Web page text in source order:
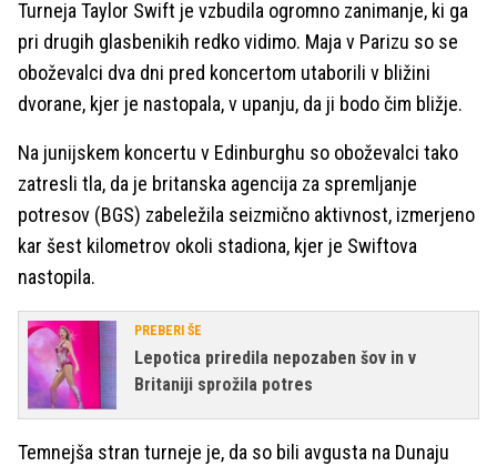
Turneja Taylor Swift je vzbudila ogromno zanimanje, ki ga
pri drugih glasbenikih redko vidimo. Maja v Parizu so se
oboževalci dva dni pred koncertom utaborili v bližini
dvorane, kjer je nastopala, v upanju, da ji bodo čim bližje.
Na junijskem koncertu v Edinburghu so oboževalci tako
zatresli tla, da je britanska agencija za spremljanje
potresov (BGS) zabeležila seizmično aktivnost, izmerjeno
kar šest kilometrov okoli stadiona, kjer je Swiftova
nastopila.
PREBERI ŠE
Lepotica priredila nepozaben šov in v
Britaniji sprožila potres
Temnejša stran turneje je, da so bili avgusta na Dunaju